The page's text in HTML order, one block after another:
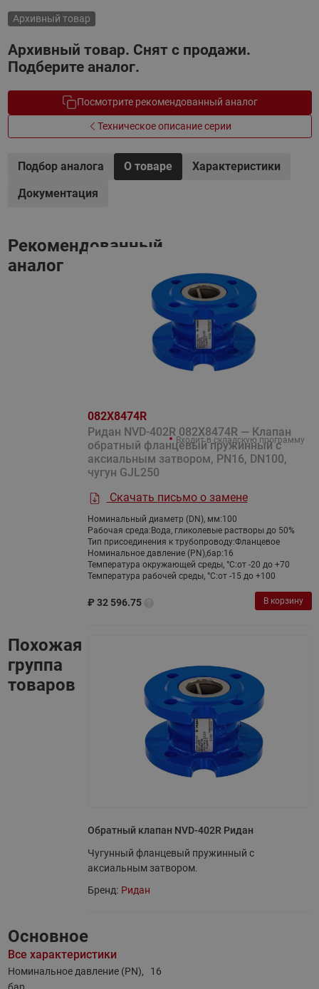
Архивный товар
Архивный товар. Снят с продажи.
Подберите аналог.
Посмотрите рекомендованный аналог
Техническое описание серии
Подбор аналога О товаре
Характеристики
Документация
Рекомендованный
аналог
082X8474R
Ридан NVD-402R 082X8474R — Клапан
обратный фланцевый пружинный с
аксиальным затвором, PN16, DN100,
чугун GJL250
Скачать письмо о замене
Номинальный диаметр (DN), мм:100
Рабочая среда: Вода, гликолевые растворы до 50%
Тип присоединения к трубопроводу:Фланцевое
Номинальное давление (PN),бар:16
Температура окружающей среды, °С:от -20 до +70
Температура рабочей среды, °С:от -15 до +100
₽ 32 596.75
Входит в складскую программу
В корзину
Похожая
группа
товаров
Обратный клапан NVD-402R Ридан
Чугунный фланцевый пружинный с
аксиальным затвором.
Бренд: Ридан
Основное
Все характеристики
Номинальное давление (PN),
16